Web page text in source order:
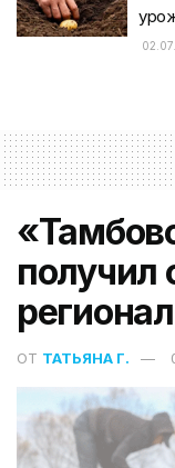
получил
ОТ ТАТЬЯНА Г.